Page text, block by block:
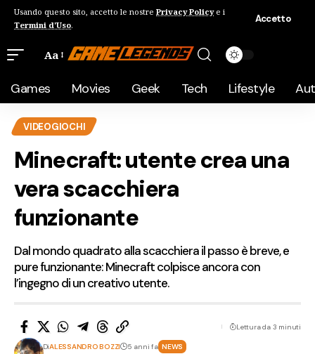
Usando questo sito, accetto le nostre Privacy Policye i
Termini d'Uso.
Accetto
Aa
Games Movies Geek Tech Lifestyle
VIDEOGIOCHI
Minecraft: utente crea una
vera scacchiera
funzionante
Dal mondo quadrato alla scacchiera il passo è breve, e
pure funzionante: Minecraft colpisce ancora con
l’ingegno di un creativo utente.
DiALESSANDRO BOZZI 5 anni fa NEWS
Lettura da 3 minuti